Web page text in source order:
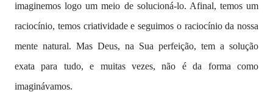
imaginemos logo um meio de solucioná-lo. Afinal, temos um
raciocínio, temos criatividade e seguimos o raciocínio da nossa
mente natural. Mas Deus, na Sua perfeição, tem a solução
exata para tudo, e muitas vezes, não é da forma como
imaginávamos.